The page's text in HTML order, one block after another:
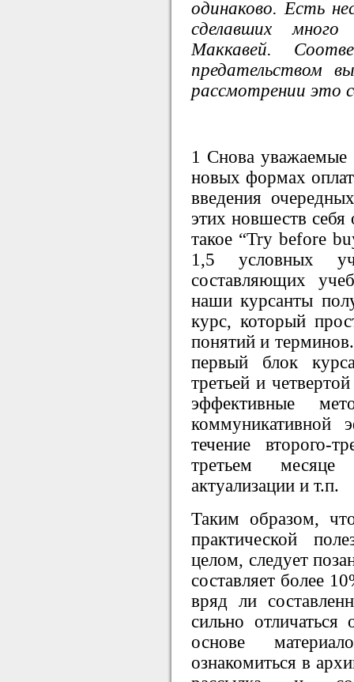
одинаково. Есть
сделавших
Маккавей.
предательством
рассмотрении это
1 Снова уважаемые
новых формах
введения
этих новшеств
такое “Try before
1,5 условных
составляющих
наши курсанты
курс, который
понятий и
первый блок
третьей и
эффективные
коммуникативной
течение второго-
третьем
актуализации и т.п.
Таким образом,
практической
целом, следует
составляет более
вряд ли
сильно
основе
ознакомиться в